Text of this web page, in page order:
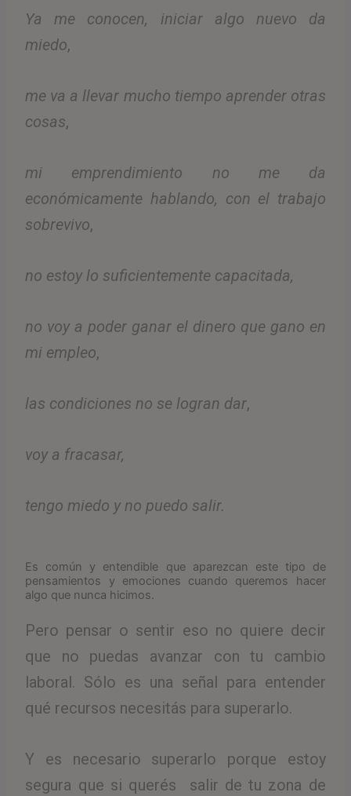
Ya me conocen, iniciar algo nuevo da
miedo,
me va a llevar mucho tiempo aprender otras
cosas,
mi emprendimiento no me da
económicamente hablando, con el trabajo
sobrevivo,
no estoy lo suficientemente capacitada,
no voy a poder ganar el dinero que gano en
mi empleo,
las condiciones no se logran dar,
voy a fracasar,
tengo miedo y no puedo salir.
Es común y entendible que aparezcan este tipo de
pensamientos y emociones cuando queremos hacer
algo que nunca hicimos.
Pero pensar o sentir eso no quiere decir
que no puedas avanzar con tu cambio
laboral. Sólo es una señal para entender
qué recursos necesitás para superarlo.
Y es necesario superarlo porque estoy
segura que si querés salir de tu zona de